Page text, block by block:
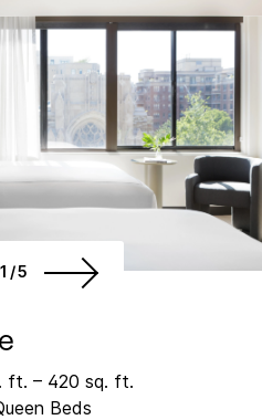
1/5
ft. – 420 sq. ft.
Beds